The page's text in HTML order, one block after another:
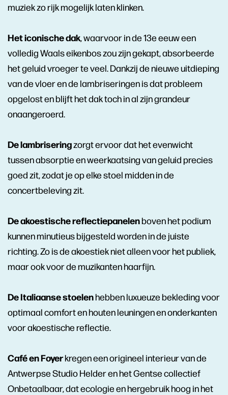
muziek zo rijk mogelijk laten klinken.
Het iconische dak, waarvoor in de 13e eeuw een
volledig Waals eikenbos zou zijn gekapt, absorbeerde
het geluid vroeger te veel. Dankzij de nieuwe uitdieping
van de vloer en de lambriseringen is dat probleem
opgelost en blijft het dak toch in al zijn grandeur
onaangeroerd.
De lambriseringzorgt ervoor dat het evenwicht
tussen absorptie en weerkaatsing van geluid precies
goed zit, zodat je op elke stoel midden in de
concertbeleving zit.
De akoestische reflectiepanelenboven het podium
kunnen minutieus bijgesteld worden in de juiste
richting. Zo is de akoestiek niet alleen voor het publiek,
maar ook voor de muzikanten haarfijn.
De Italiaanse stoelenhebben luxueuze bekleding voor
optimaal comfort en houten leuningen en onderkanten
voor akoestische reflectie.
Café en Foyerkregen een origineel interieur van de
Antwerpse Studio Helder en het Gentse collectief
Onbetaalbaar, dat ecologie en hergebruik hoog in het